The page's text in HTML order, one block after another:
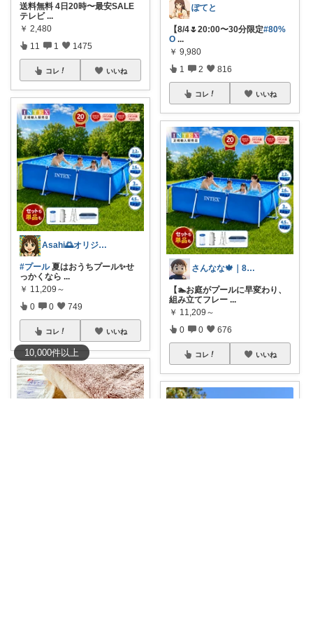
10,000件以上
送料無料 4日20時〜最安SALE
テレビ ...
￥ 2,480
11 1 1475
コレ いいね
Asahi🌅オリジナル写真多数📸✨
#プール夏はおうちプール✨️せ
っかくなら ...
￥ 11,209～
0 0 749
コレ いいね
ぽてと
【8/4🌷20:00〜30分限定#80%
O ...
￥ 9,980
1 2 816
コレ いいね
さんなな🍁｜8月朝コレチャレンジ🌞
【🏊お庭がプールに早変わり、
組み立てフレー ...
￥ 11,209～
0 0 676
コレ いいね